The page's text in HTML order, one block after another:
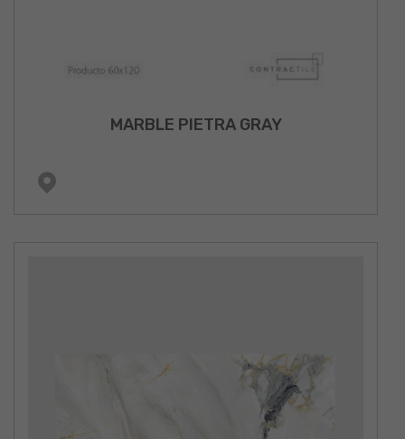
MARBLE PIETRA GRAY